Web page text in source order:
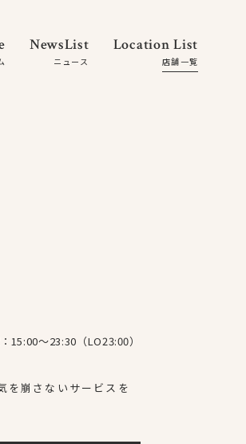
NewsList
ニュース
Location List
店舗一覧
15:00〜23:30（LO23:00）
を崩さないサービスを